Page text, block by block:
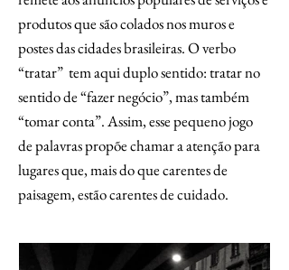
produtos que são colados nos muros e
postes das cidades brasileiras. O verbo
“tratar” tem aqui duplo sentido: tratar no
sentido de “fazer negócio”, mas também
“tomar conta”. Assim, esse pequeno jogo
de palavras propõe chamar a atenção para
lugares que, mais do que carentes de
paisagem, estão carentes de cuidado.